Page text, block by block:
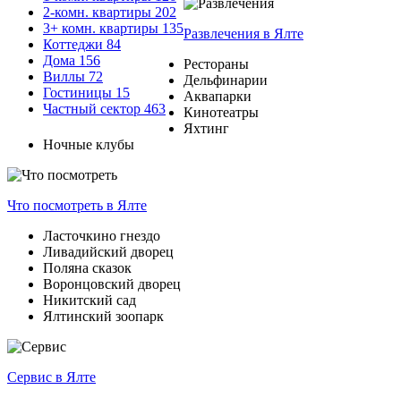
2-комн. квартиры 202
3+ комн. квартиры 135
Коттеджи 84
Дома 156
Виллы 72
Гостиницы 15
Частный сектор 463
Развлечения в Ялте
Рестораны
Дельфинарии
Аквапарки
Кинотеатры
Яхтинг
Ночные клубы
Что посмотреть в Ялте
Ласточкино гнездо
Ливадийский дворец
Поляна сказок
Воронцовский дворец
Никитский сад
Ялтинский зоопарк
Сервис в Ялте